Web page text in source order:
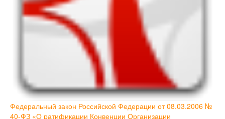
Федеральный закон Российской Федерации от 08.03.2006 №
40-ФЗ «О ратификации Конвенции Организации